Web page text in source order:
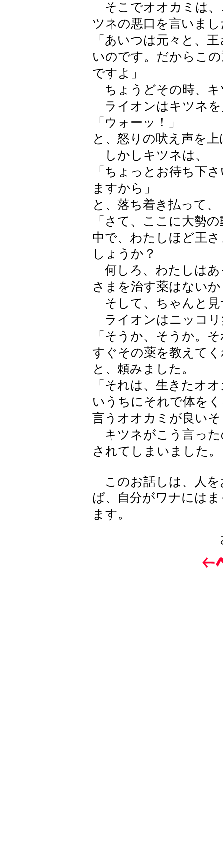
そこでオオカミは、
ツネの悪口を言いまし
「あいつは元々と、
いのです。だからこ
ですよ」
ちょうどその時、キ
ライオンはキツネを
「ウォーッ！」
と、怒りの吠え声を
しかしキツネは、
「ちょっとお待ち下
ますから」
と、落ち着き払って、
「さて、ここに大勢
中で、わたしほど王
しょうか？
何しろ、わたしはあ
さまを治す薬はない
そして、ちゃんと見
ライオンはニッコリ
「そうか、そうか。
すぐその薬を教えて
と、頼みました。
「それは、生きたオ
いうちにそれで体を
言うオオカミが良い
キツネがこう言った
されてしまいました。
このお話しは、人を
ば、自分がワナには
ます。